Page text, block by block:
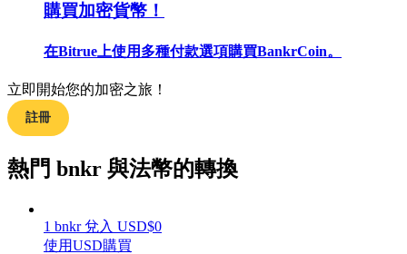
學習如何保持盈利
購買加密貨幣！
在Bitrue上使用多種付款選項購買BankrCoin。
立即開始您的加密之旅！
註冊
熱門 bnkr 與法幣的轉換
1 bnkr 兌入 USD$0
使用USD購買